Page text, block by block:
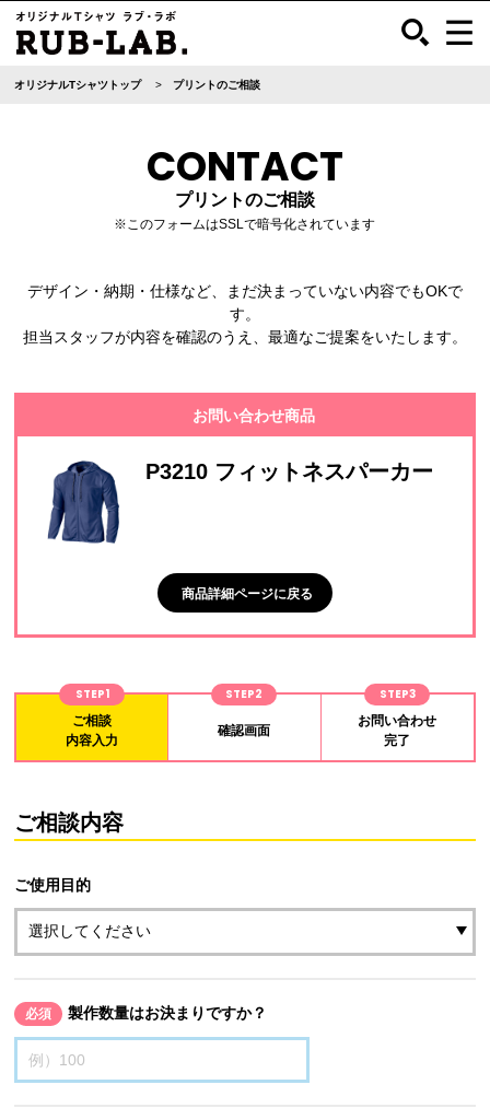
オリジナルTシャツトップ プリントのご相談
CONTACT
プリントのご相談
※このフォームはSSLで暗号化されています
デザイン・納期・仕様など、まだ決まっていない内容でもOKで
す。
担当スタッフが内容を確認のうえ、最適なご提案をいたします。
お問い合わせ商品
P3210 フィットネスパーカー
商品詳細ページに戻る
STEP1
ご相談
内容入力
STEP2
確認画面
STEP3
お問い合わせ
完了
ご相談内容
ご使用目的
必須 製作数量はお決まりですか？